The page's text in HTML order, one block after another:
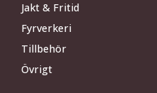
Jakt & Fritid
Fyrverkeri
Tillbehör
Övrigt